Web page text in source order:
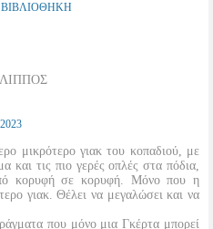
ΒΙΒΛΙΟΘΗΚΗ
2023
μικρότερο γιακ του κοπαδιού, με
και τις πιο γερές οπλές στα πόδια,
κορυφή σε κορυφή. Μόνο που η
γιακ. Θέλει να μεγαλώσει και να
που μόνο μια Γκέρτα μπορεί